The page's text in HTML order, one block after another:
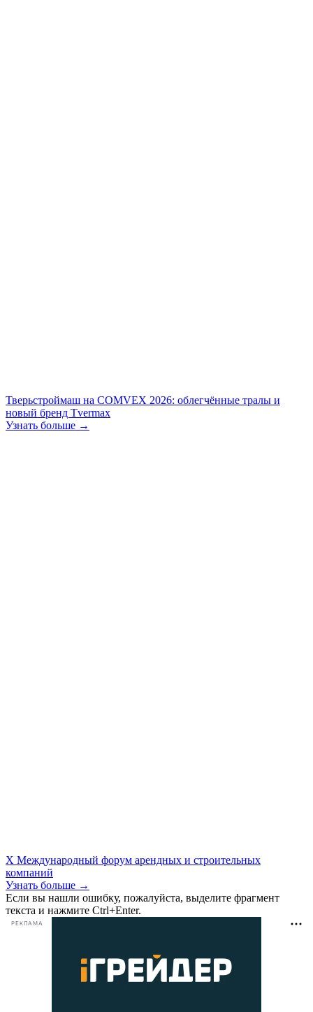
Тверьстроймаш на COMVEX 2026: облегчённые тралы и
новый бренд Tvermax
Узнать больше →
X Международный форум арендных и строительных
компаний
Узнать больше →
Если вы нашли ошибку, пожалуйста, выделите фрагмент
текста и нажмите Ctrl+Enter.
РЕКЛАМА